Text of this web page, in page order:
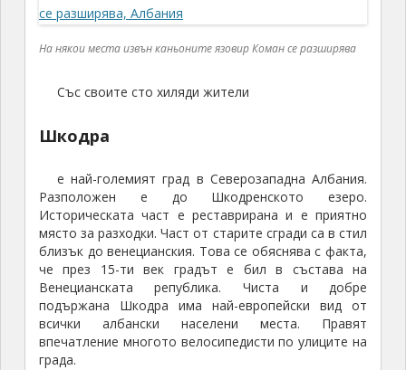
На някои места извън каньоните язовир Коман се разширява
Със своите сто хиляди жители
Шкодра
е най-големият град в Северозападна Албания.
Разположен е до Шкодренското езеро.
Историческата част е реставрирана и е приятно
място за разходки. Част от старите сгради са в стил
близък до венецианския. Това се обяснява с факта,
че през 15-ти век градът е бил в състава на
Венецианската република. Чиста и добре
подържана Шкодра има най-европейски вид от
всички албански населени места. Правят
впечатление многото велосипедисти по улиците на
града.